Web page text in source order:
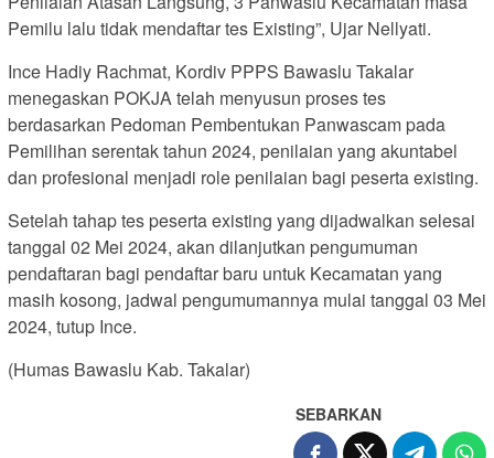
Pemilu lalu tidak mendaftar tes Existing”, Ujar Nellyati.
Ince Hadiy Rachmat, Kordiv PPPS Bawaslu Takalar
menegaskan POKJA telah menyusun proses tes
berdasarkan Pedoman Pembentukan Panwascam pada
Pemilihan serentak tahun 2024, penilaian yang akuntabel
dan profesional menjadi role penilaian bagi peserta existing.
Setelah tahap tes peserta existing yang dijadwalkan selesai
tanggal 02 Mei 2024, akan dilanjutkan pengumuman
pendaftaran bagi pendaftar baru untuk Kecamatan yang
masih kosong, jadwal pengumumannya mulai tanggal 03 Mei
2024, tutup Ince.
(Humas Bawaslu Kab. Takalar)
SEBARKAN